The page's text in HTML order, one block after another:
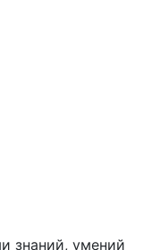
знаний, умений